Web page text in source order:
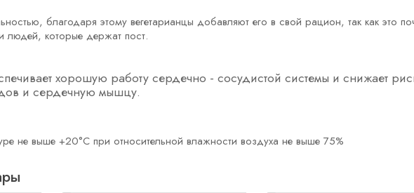
благодаря этому вегетарианцы добавляют его в свой рацион, так как это
людей, которые держат пост.
хорошую работу сердечно - сосудистой системы и снижает
и сердечную мышцу.
не выше +20°C при относительной влажности воздуха не выше 75%